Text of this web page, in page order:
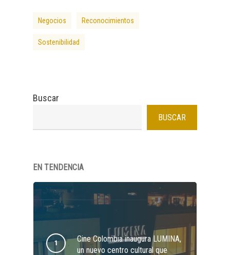
Negocios Reconocimientos
Sostenibilidad
Buscar
BUSCAR
EN TENDENCIA
Cine Colombia inaugura LUMINA,
un nuevo centro cultural que